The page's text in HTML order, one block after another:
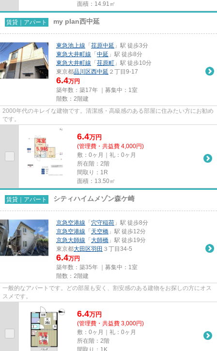
面積：14.91㎡
賃貸｜アパート my plan西中延
東急池上線 「 荏原中延 」駅 徒歩3分
東急大井町線 「 中延 」駅 徒歩8分
東急大井町線 「 荏原町 」駅 徒歩10分
東京都品川区西中延 ２丁目9-17
6.4万円
築年数：築17年 ｜募集中： 1室
階数：2階建
2000年代のキレイな建物です。清潔感・高級感のある部屋に住みたい方にお勧め
です。
6.4万円
(管理費・共益費 4,000円)
敷：0ヶ月｜礼：0ヶ月
所在階：2階
間取り：1R
面積：13.50㎡
賃貸｜アパート シティハイムメゾン森ケ崎
京急空港線 「 穴守稲荷 」駅 徒歩8分
京急空港線 「 天空橋 」駅 徒歩12分
京急大師線 「 大師橋 」駅 徒歩19分
東京都大田区羽田 ３丁目34-5
6.4万円
築年数：築35年 ｜募集中： 1室
階数：2階建
一般的なアパートです。どの部屋も安く、割安感のある建物をお探しの方にオス
スメです。
6.4万円
(管理費・共益費 3,000円)
敷：0ヶ月｜礼：0ヶ月
所在階：2階